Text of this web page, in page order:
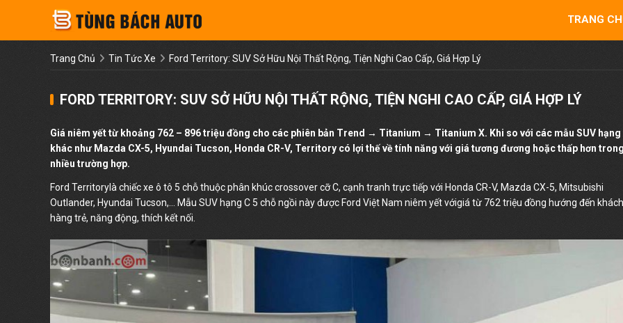
TRANG
Trang Chủ Tin Tức Xe Ford Territory: SUV Sở Hữu Nội Thất Rộng, Tiện Nghi Cao Cấp, Giá Hợp Lý
FORD TERRITORY: SUV SỞ HỮU NỘI THẤT RỘNG, TIỆN NGHI CAO CẤP, GIÁ HỢP LÝ
Giá niêm yết từ khoảng 762 – 896 triệu đồng cho các phiên bản Trend → Titanium → Titanium X. Khi so với các mẫu SUV hạng
khác như Mazda CX-5, Hyundai Tucson, Honda CR-V, Territory có lợi thế về tính năng với giá tương đương hoặc thấp hơn
nhiều trường hợp.
Ford Territorylà chiếc xe ô tô 5 chỗ thuộc phân khúc crossover cỡ C, cạnh tranh trực tiếp với Honda CR-V, Mazda CX-5, Mitsubishi
Outlander, Hyundai Tucson,... Mẫu SUV hạng C 5 chỗ ngồi này được Ford Việt Nam niêm yết vớigiá từ 762 triệu đồng hướng đến khách
hàng trẻ, năng động, thích kết nối.